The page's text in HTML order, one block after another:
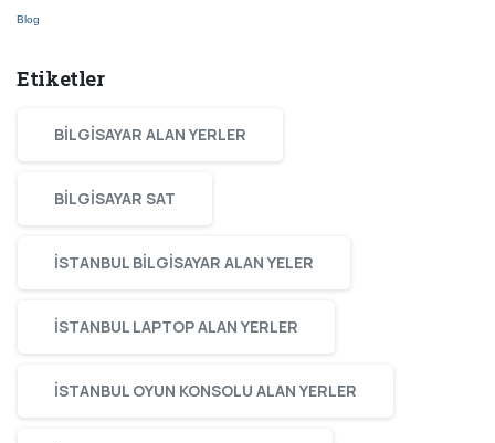
Blog
Etiketler
BILGISAYAR ALAN YERLER
BILGISAYAR SAT
ISTANBUL BILGISAYAR ALAN YELER
ISTANBUL LAPTOP ALAN YERLER
ISTANBUL OYUN KONSOLU ALAN YERLER